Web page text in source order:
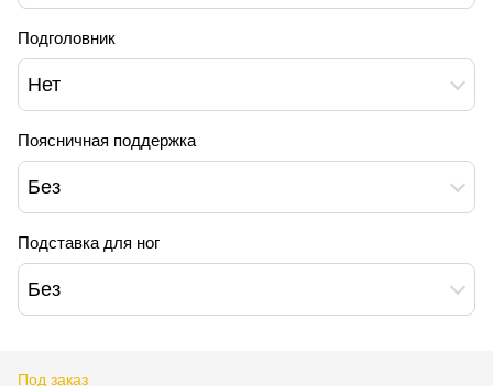
Подголовник
Нет
Поясничная поддержка
Без
Подставка для ног
Без
Под заказ